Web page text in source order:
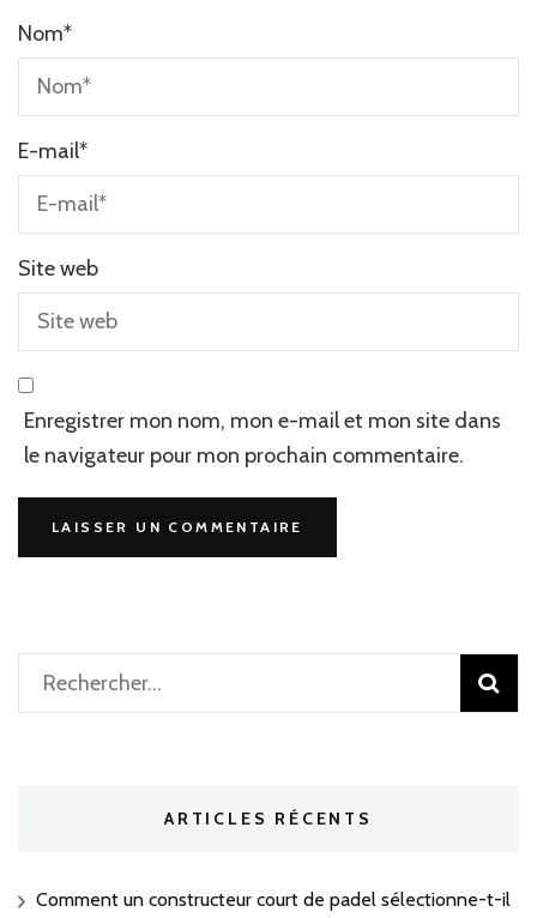
Nom*
E-mail*
Site web
Enregistrer mon nom, mon e-mail et mon site dans
le navigateur pour mon prochain commentaire.
Rechercher :
ARTICLES RÉCENTS
Comment un constructeur court de padel sélectionne-t-il